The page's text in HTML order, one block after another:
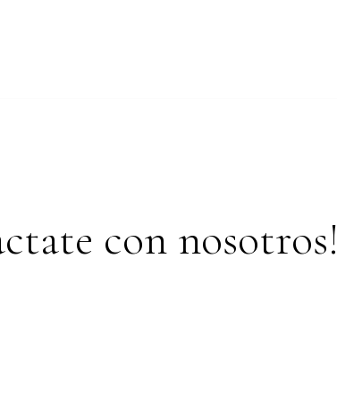
con nosotros!